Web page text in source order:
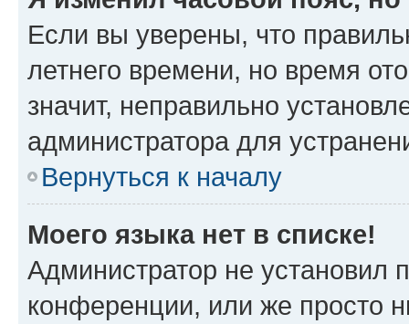
Если вы уверены, что
летнего времени, но время
значит, неправильно
администратора для
Вернуться к началу
Моего языка нет в списке!
Администратор не установил
конференции, или же просто